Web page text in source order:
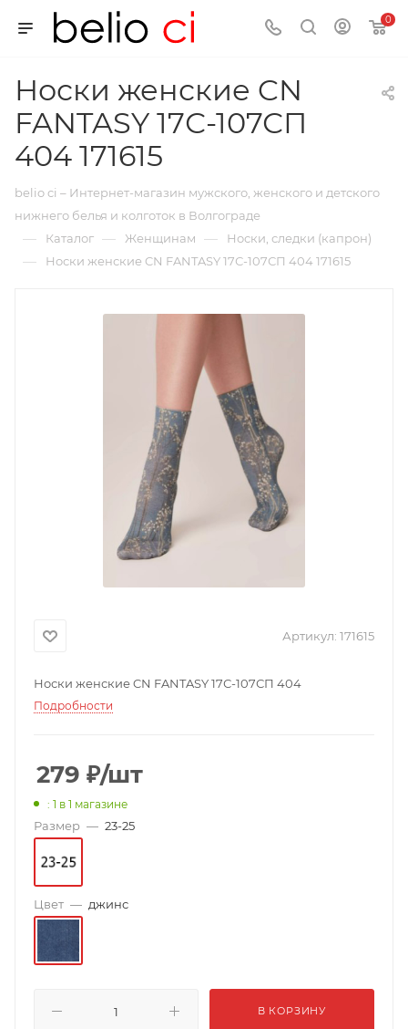
0
Носки женские CN
FANTASY 17С-107СП
404 171615
belio ci – Интернет-магазин мужского, женского и детского
нижнего белья и колготок в Волгограде
— Каталог — Женщинам — Носки, следки (капрон)
— Носки женские CN FANTASY 17С-107СП 404 171615
Артикул: 171615
Носки женские CN FANTASY 17С-107СП 404
Подробности
279 ₽/шт
: 1 в 1 магазине
Размер — 23-25
Цвет — джинс
В КОРЗИНУ